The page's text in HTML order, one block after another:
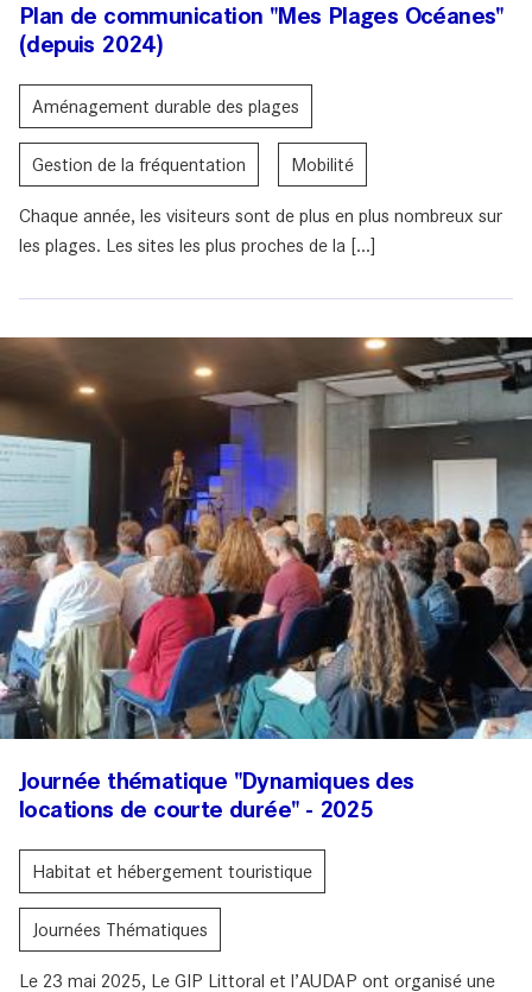
Plan de communication "Mes Plages Océanes"
(depuis 2024)
Aménagement durable des plages
Gestion de la fréquentation Mobilité
Chaque année, les visiteurs sont de plus en plus nombreux sur
les plages. Les sites les plus proches de la [...]
Journée thématique "Dynamiques des
locations de courte durée" - 2025
Habitat et hébergement touristique
Journées Thématiques
Le 23 mai 2025, Le GIP Littoral et l’AUDAP ont organisé une